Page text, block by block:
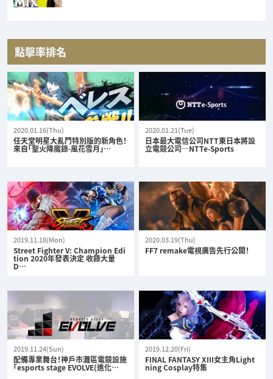
點擊率排名
2020.01.16(Thu)
任天堂明星大亂鬥特別版的新角色！
來自「聖火降魔錄-風花雪月」…
2020.01.21(Tue)
日本最大電信公司NTT東日本將設
立電競公司—NTTe-Sports
2019.11.18(Mon)
Street Fighter V: Champion Edi
tion 2020年發表決定 收錄大量
D…
2020.03.19(Thu)
FF7 remake電視廣告先行公開！
2019.11.24(Sun)
配備專業舞台！神戶市灘區電競設施
「esports stage EVOLVE(進化…
2019.12.20(Fri)
FINAL FANTASY XIII女主角Light
ning Cosplay特集